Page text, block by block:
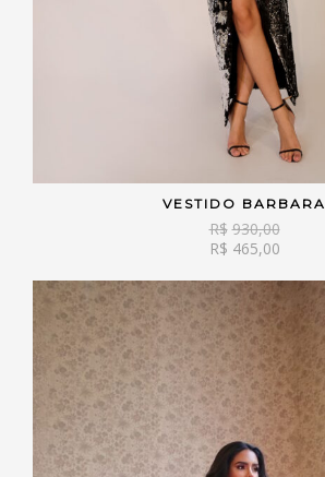
VER OPÇÕES
R$ 930,00
R$ 465,00
VESTIDO BARBARA